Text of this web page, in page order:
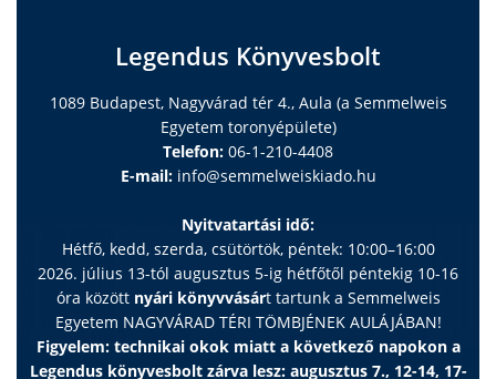
Legendus Könyvesbolt
1089 Budapest, Nagyvárad tér 4., Aula (a Semmelweis
Egyetem toronyépülete)
Telefon: 06-1-210-4408
E-mail: info@semmelweiskiado.hu
Nyitvatartási idő:
Hétfő, kedd, szerda, csütörtök, péntek: 10:00–16:00
2026. július 13-tól augusztus 5-ig hétfőtől péntekig 10-16
óra között nyári könyvvásárt tartunk a Semmelweis
Egyetem NAGYVÁRAD TÉRI TÖMBJÉNEK AULÁJÁBAN!
Figyelem: technikai okok miatt a következő napokon a
Legendus könyvesbolt zárva lesz: augusztus 7., 12-14, 17-